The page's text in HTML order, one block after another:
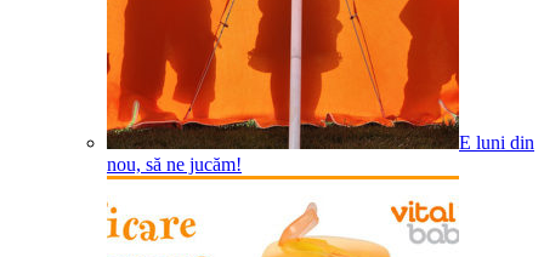
E luni din
nou, să ne jucăm!